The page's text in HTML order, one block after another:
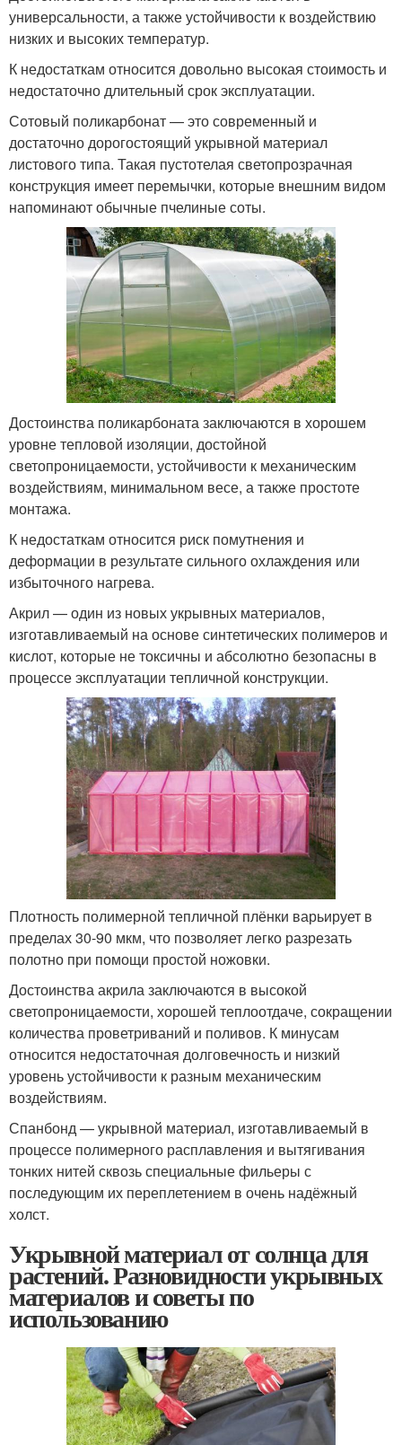
универсальности, а также устойчивости к воздействию
низких и высоких температур.
К недостаткам относится довольно высокая стоимость и
недостаточно длительный срок эксплуатации.
Сотовый поликарбонат — это современный и
достаточно дорогостоящий укрывной материал
листового типа. Такая пустотелая светопрозрачная
конструкция имеет перемычки, которые внешним видом
напоминают обычные пчелиные соты.
Достоинства поликарбоната заключаются в хорошем
уровне тепловой изоляции, достойной
светопроницаемости, устойчивости к механическим
воздействиям, минимальном весе, а также простоте
монтажа.
К недостаткам относится риск помутнения и
деформации в результате сильного охлаждения или
избыточного нагрева.
Акрил — один из новых укрывных материалов,
изготавливаемый на основе синтетических полимеров и
кислот, которые не токсичны и абсолютно безопасны в
процессе эксплуатации тепличной конструкции.
Плотность полимерной тепличной плёнки варьирует в
пределах 30-90 мкм, что позволяет легко разрезать
полотно при помощи простой ножовки.
Достоинства акрила заключаются в высокой
светопроницаемости, хорошей теплоотдаче, сокращении
количества проветриваний и поливов. К минусам
относится недостаточная долговечность и низкий
уровень устойчивости к разным механическим
воздействиям.
Спанбонд — укрывной материал, изготавливаемый в
процессе полимерного расплавления и вытягивания
тонких нитей сквозь специальные фильеры с
последующим их переплетением в очень надёжный
холст.
Укрывной материал от солнца для
растений. Разновидности укрывных
материалов и советы по
использованию